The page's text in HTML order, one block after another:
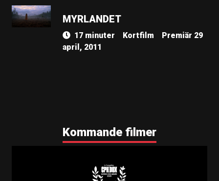
MYRLANDET
17 minuter Kortfilm
Premiär 29
april, 2011
Kommande filmer